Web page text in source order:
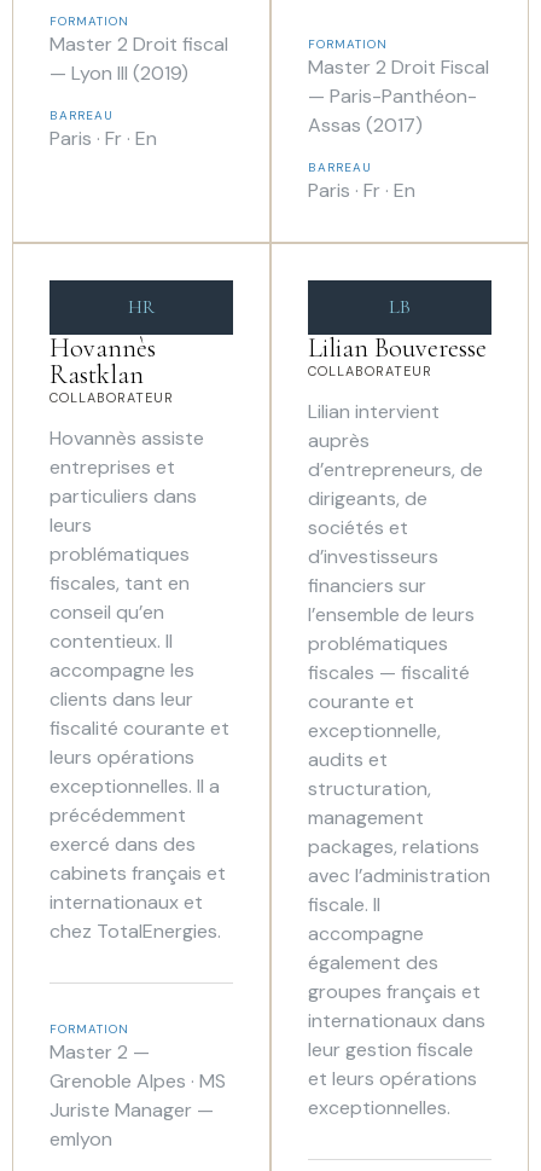
FORMATION
Master 2 Droit fiscal
— Lyon III (2019)
BARREAU
Paris · Fr · En
FORMATION
Master 2 Droit Fiscal
— Paris-Panthéon-
Assas (2017)
BARREAU
Paris · Fr · En
HR
Hovannès
Rastklan
COLLABORATEUR
Hovannès assiste
entreprises et
particuliers dans
leurs
problématiques
fiscales, tant en
conseil qu’en
contentieux. Il
accompagne les
clients dans leur
fiscalité courante et
leurs opérations
exceptionnelles. Il a
précédemment
exercé dans des
cabinets français et
internationaux et
chez TotalEnergies.
FORMATION
Master 2 —
Grenoble Alpes · MS
Juriste Manager —
emlyon
LB
Lilian Bouveresse
COLLABORATEUR
Lilian intervient
auprès
d’entrepreneurs, de
dirigeants, de
sociétés et
d’investisseurs
financiers sur
l’ensemble de leurs
problématiques
fiscales — fiscalité
courante et
exceptionnelle,
audits et
structuration,
management
packages, relations
avec l’administration
fiscale. Il
accompagne
également des
groupes français et
internationaux dans
leur gestion fiscale
et leurs opérations
exceptionnelles.